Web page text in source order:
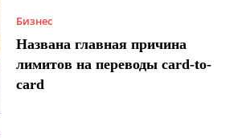
Бизнес
Названа главная причина
лимитов на переводы card-to-
card